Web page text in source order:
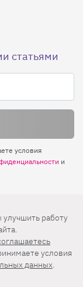
статьями
условия
и
7705056238
I, комн. 23
Апрель
работу
условия
данных.